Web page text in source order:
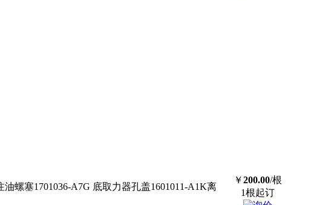
油螺塞1701036-A7G 底取力器孔盖1601011-A1K离
￥200.00/根
1根起订